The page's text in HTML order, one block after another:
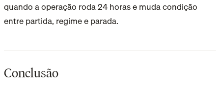
quando a operação roda 24 horas e muda condição
entre partida, regime e parada.
Conclusão